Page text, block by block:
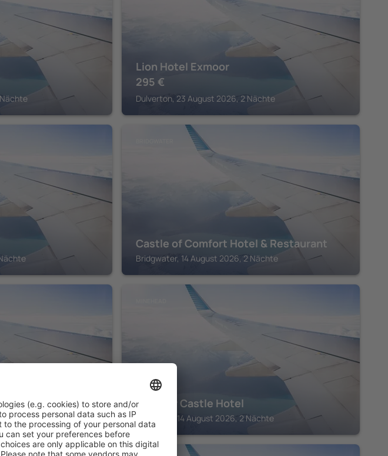
Lion Hotel Exmoor
295 €
Dulverton, 23 August 2026, 2 Nächte
Castle of Comfort Hotel & Restaurant
Bridgwater, 14 August 2026, 2 Nächte
Dunster Castle Hotel
Minehead, 14 August 2026, 2 Nächte